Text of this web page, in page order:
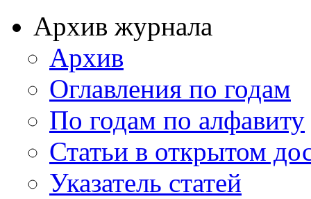
Архив журнала
Архив
Оглавления по годам
По годам по алфавиту
Статьи в открытом
Указатель статей